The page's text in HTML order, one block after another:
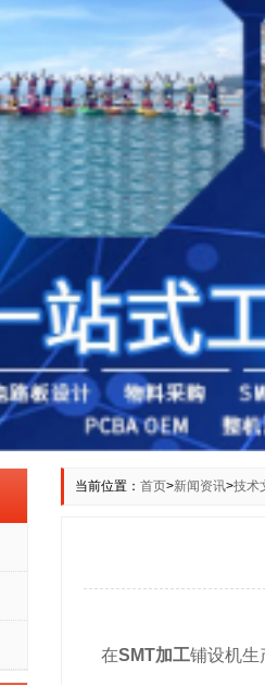
当前位置： 首页>新闻资讯>技术
在SMT加工铺设机生